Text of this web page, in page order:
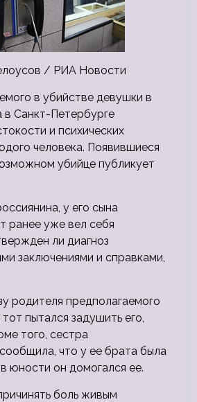
/ РИА Новости
в убийстве девушки в
Санкт-Петербурге
и психических
человека. Появившиеся
убийце публикует
у его сына
ранее уже вел себя
ли диагноз
заключениями и справками,
родителя предполагаемого
пытался задушить его,
того, сестра
что у ее брата была
юности он домогался ее.
боль живым